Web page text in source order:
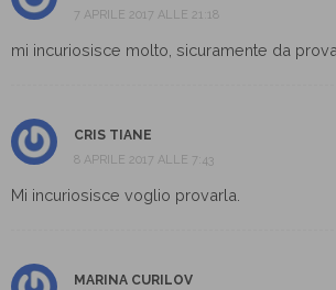
7 APRILE 2017 ALLE 21:18
mi incuriosisce molto, sicuramente da
CRIS TIANE
8 APRILE 2017 ALLE 7:43
Mi incuriosisce voglio provarla.
MARINA CURILOV